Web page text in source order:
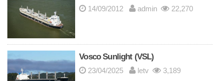
14/09/2012 admin 22,270
Vosco Sunlight (VSL)
23/04/2025 letv 3,189